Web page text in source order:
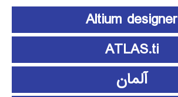
Altium designer
ATLAS.ti
آلمان